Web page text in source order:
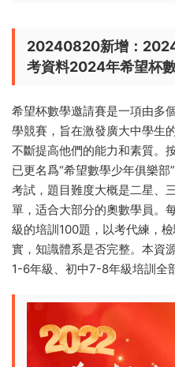
20240820新增：
考資料2024年希望杯
希望杯數學邀請賽是一項由多
學競賽，旨在激發廣大中學生
不斷提高他們的能力和素質。
已更名爲“希望數學少年俱樂
考試，題目難度大概是二星、
單，适合大部分的奧數學員。
級的培訓100題，以考代練，
實，知識體系是否完整。本資
1-6年級、初中7-8年級培訓全